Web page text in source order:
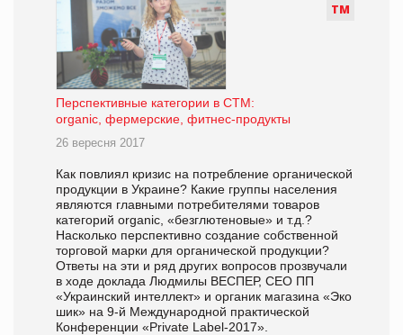
ТМ
Перспективные категории в СТМ:
organic, фермерские, фитнес-продукты
26 вересня 2017
Как повлиял кризис на потребление органической
продукции в Украине? Какие группы населения
являются главными потребителями товаров
категорий organic, «безглютеновые» и т.д.?
Насколько перспективно создание собственной
торговой марки для органической продукции?
Ответы на эти и ряд других вопросов прозвучали
в ходе доклада Людмилы ВЕСПЕР, СЕО ПП
«Украинский интеллект» и органик магазина «Эко
шик» на 9-й Международной практической
Конференции «Private Label-2017».